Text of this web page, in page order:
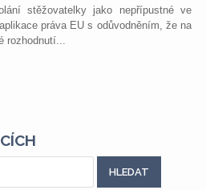
stěžovatelky jako nepřípustné ve
práva EU s odůvodněním, že na
rozhodnutí...